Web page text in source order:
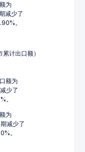
为
减少了
。
计出口额）
额为
少了
。
为
减少了
。